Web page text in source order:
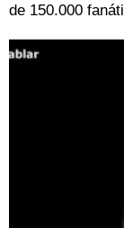
de 150.000